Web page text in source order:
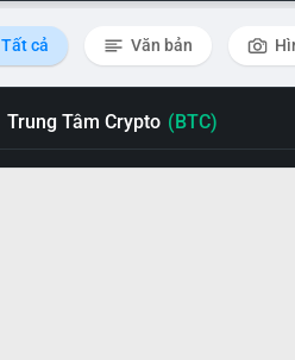
Tất cả Văn bản
Trung Tâm Crypto (BTC)